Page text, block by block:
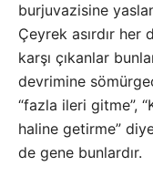
burjuvazisine
Çeyrek asırdır her
karşı çıkanlar
devrimine
“fazla ileri gitme”,
haline getirme”
de gene bunlardır.